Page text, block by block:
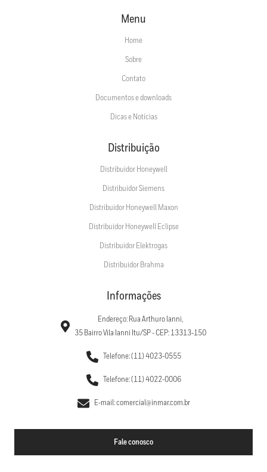
Menu
Home
Sobre
Contato
Documentos e downloads
Dicas e Notícias
Distribuição
Distribuidor Honeywell
Distribuidor Siemens
Distribuidor Honeywell Maxon
Distribuidor Honeywell Eclipse
Distribuidor Elektrogas
Distribuidor Brahma
Informações
Endereço: Rua Arthuro Ianni,
35 Bairro Vila Ianni Itu/SP - CEP: 13313-150
Telefone: (11) 4023-0555
Telefone: (11) 4022-0006
E-mail: comercial@inmar.com.br
Fale conosco